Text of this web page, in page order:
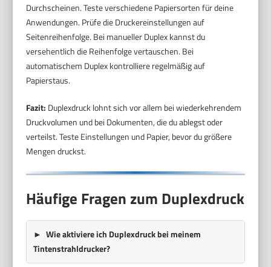
Durchscheinen. Teste verschiedene Papiersorten für deine
Anwendungen. Prüfe die Druckereinstellungen auf
Seitenreihenfolge. Bei manueller Duplex kannst du
versehentlich die Reihenfolge vertauschen. Bei
automatischem Duplex kontrolliere regelmäßig auf
Papierstaus.
Fazit: Duplexdruck lohnt sich vor allem bei wiederkehrendem
Druckvolumen und bei Dokumenten, die du ablegst oder
verteilst. Teste Einstellungen und Papier, bevor du größere
Mengen druckst.
Häufige Fragen zum Duplexdruck
Wie aktiviere ich Duplexdruck bei meinem
Tintenstrahldrucker?